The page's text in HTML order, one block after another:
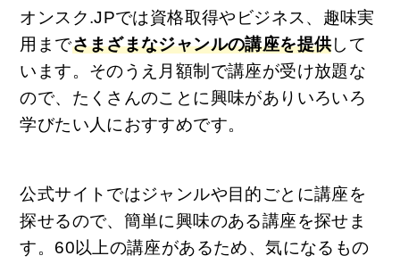
オンスク.JPでは資格取得やビジネス、趣味実
用までさまざまなジャンルの講座を提供して
います。そのうえ月額制で講座が受け放題な
ので、たくさんのことに興味がありいろいろ
学びたい人におすすめです。
公式サイトではジャンルや目的ごとに講座を
探せるので、簡単に興味のある講座を探せま
す。60以上の講座があるため、気になるもの